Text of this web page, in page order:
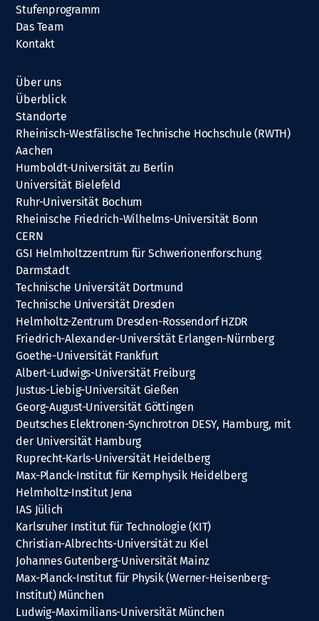
Stufenprogramm
Das Team
Kontakt
Über uns
Überblick
Standorte
Rheinisch-Westfälische Technische Hochschule (RWTH)
Aachen
Humboldt-Universität zu Berlin
Universität Bielefeld
Ruhr-Universität Bochum
Rheinische Friedrich-Wilhelms-Universität Bonn
CERN
GSI Helmholtzzentrum für Schwerionenforschung
Darmstadt
Technische Universität Dortmund
Technische Universität Dresden
Helmholtz-Zentrum Dresden-Rossendorf HZDR
Friedrich-Alexander-Universität Erlangen-Nürnberg
Goethe-Universität Frankfurt
Albert-Ludwigs-Universität Freiburg
Justus-Liebig-Universität Gießen
Georg-August-Universität Göttingen
Deutsches Elektronen-Synchrotron DESY, Hamburg, mit
der Universität Hamburg
Ruprecht-Karls-Universität Heidelberg
Max-Planck-Institut für Kernphysik Heidelberg
Helmholtz-Institut Jena
IAS Jülich
Karlsruher Institut für Technologie (KIT)
Christian-Albrechts-Universität zu Kiel
Johannes Gutenberg-Universität Mainz
Max-Planck-Institut für Physik (Werner-Heisenberg-
Institut) München
Ludwig-Maximilians-Universität München